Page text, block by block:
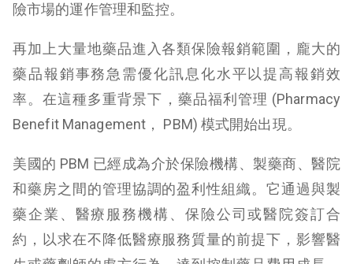
險市場的運作管理和監控。
再加上大量地藥品進入各類保險報銷範圍，龐大的
藥品報銷事務急需優化訊息化水平以提高報銷效
率。在這種多重背景下，藥品福利管理 (Pharmacy
Benefit Management， PBM) 模式開始出現。
美國的 PBM 已經成為介於保險機構、製藥商、醫院
和藥房之間的管理協調的盈利性組織。它通過與製
藥企業、醫療服務機構、保險公司或醫院簽訂合
約，以求在不降低醫療服務質量的前提下，影響醫